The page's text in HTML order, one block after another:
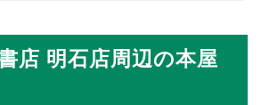
店 明石店周辺の本屋